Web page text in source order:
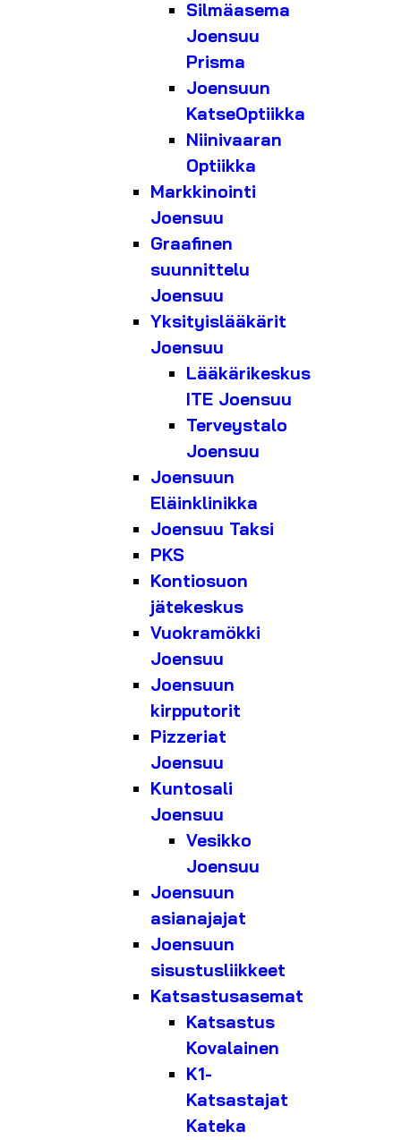
Silmäasema
Joensuu
Prisma
Joensuun
KatseOptiikka
Niinivaaran
Optiikka
Markkinointi
Joensuu
Graafinen
suunnittelu
Joensuu
Yksityislääkärit
Joensuu
Lääkärikeskus
ITE Joensuu
Terveystalo
Joensuu
Joensuun
Eläinklinikka
Joensuu Taksi
PKS
Kontiosuon
jätekeskus
Vuokramökki
Joensuu
Joensuun
kirpputorit
Pizzeriat
Joensuu
Kuntosali
Joensuu
Vesikko
Joensuu
Joensuun
asianajajat
Joensuun
sisustusliikkeet
Katsastusasemat
Katsastus
Kovalainen
K1-
Katsastajat
Kateka